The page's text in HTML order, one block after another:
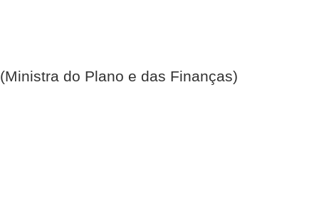
(Ministra do Plano e das Finanças)